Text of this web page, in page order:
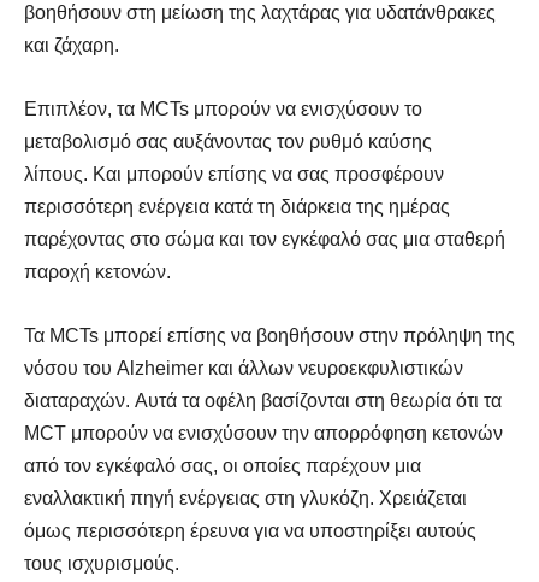
βοηθήσουν στη μείωση της λαχτάρας για υδατάνθρακες
και ζάχαρη.
Επιπλέον, τα MCTs μπορούν να ενισχύσουν το
μεταβολισμό σας αυξάνοντας τον ρυθμό καύσης
λίπους. Και μπορούν επίσης να σας προσφέρουν
περισσότερη ενέργεια κατά τη διάρκεια της ημέρας
παρέχοντας στο σώμα και τον εγκέφαλό σας μια σταθερή
παροχή κετονών.
Τα MCTs μπορεί επίσης να βοηθήσουν στην πρόληψη της
νόσου του Alzheimer και άλλων νευροεκφυλιστικών
διαταραχών. Αυτά τα οφέλη βασίζονται στη θεωρία ότι τα
MCT μπορούν να ενισχύσουν την απορρόφηση κετονών
από τον εγκέφαλό σας, οι οποίες παρέχουν μια
εναλλακτική πηγή ενέργειας στη γλυκόζη. Χρειάζεται
όμως περισσότερη έρευνα για να υποστηρίξει αυτούς
τους ισχυρισμούς.